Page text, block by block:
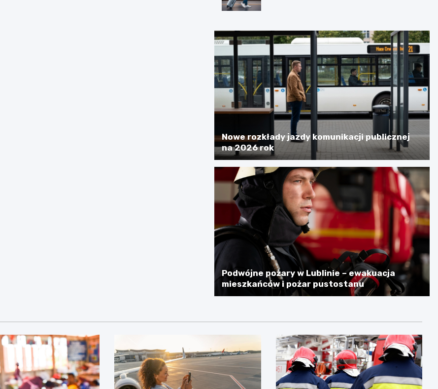
Nowe rozkłady jazdy komunikacji publicznej
na 2026 rok
Podwójne pożary w Lublinie – ewakuacja
mieszkańców i pożar pustostanu